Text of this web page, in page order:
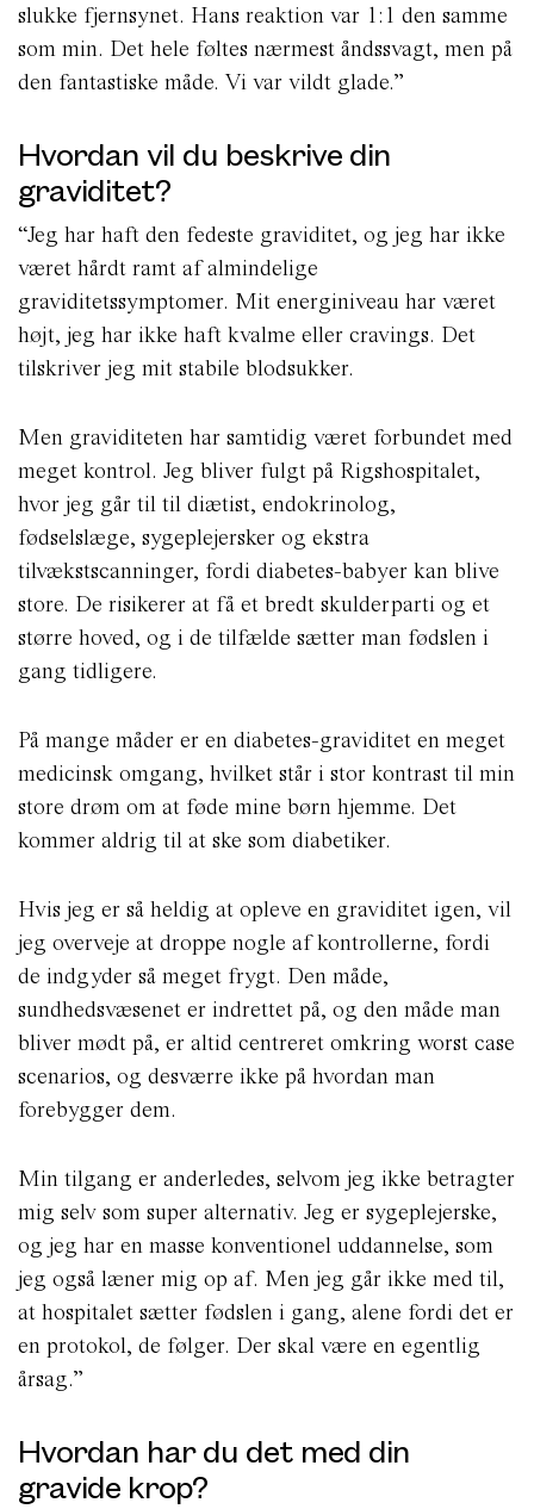
slukke fjernsynet. Hans reaktion var 1:1 den samme
som min. Det hele føltes nærmest åndssvagt, men på
den fantastiske måde. Vi var vildt glade.”
Hvordan vil du beskrive din
graviditet?
“Jeg har haft den fedeste graviditet, og jeg har ikke
været hårdt ramt af almindelige
graviditetssymptomer. Mit energiniveau har været
højt, jeg har ikke haft kvalme eller cravings. Det
tilskriver jeg mit stabile blodsukker.
Men graviditeten har samtidig været forbundet med
meget kontrol. Jeg bliver fulgt på Rigshospitalet,
hvor jeg går til til diætist, endokrinolog,
fødselslæge, sygeplejersker og ekstra
tilvækstscanninger, fordi diabetes-babyer kan blive
store. De risikerer at få et bredt skulderparti og et
større hoved, og i de tilfælde sætter man fødslen i
gang tidligere.
På mange måder er en diabetes-graviditet en meget
medicinsk omgang, hvilket står i stor kontrast til min
store drøm om at føde mine børn hjemme. Det
kommer aldrig til at ske som diabetiker.
Hvis jeg er så heldig at opleve en graviditet igen, vil
jeg overveje at droppe nogle af kontrollerne, fordi
de indgyder så meget frygt. Den måde,
sundhedsvæsenet er indrettet på, og den måde man
bliver mødt på, er altid centreret omkring worst case
scenarios, og desværre ikke på hvordan man
forebygger dem.
Min tilgang er anderledes, selvom jeg ikke betragter
mig selv som super alternativ. Jeg er sygeplejerske,
og jeg har en masse konventionel uddannelse, som
jeg også læner mig op af. Men jeg går ikke med til,
at hospitalet sætter fødslen i gang, alene fordi det er
en protokol, de følger. Der skal være en egentlig
årsag.”
Hvordan har du det med din
gravide krop?